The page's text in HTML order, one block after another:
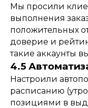
Мы просили
выполнения
положительных
доверие и
такие аккаунты
4.5
Настроили
расписанию
позициями в